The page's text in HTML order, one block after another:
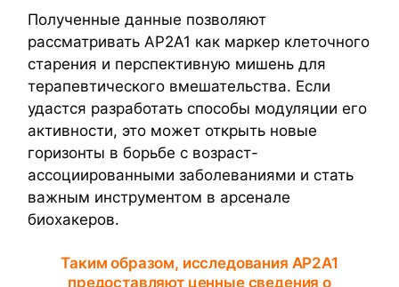
Полученные данные позволяют
рассматривать AP2A1 как маркер клеточного
старения и перспективную мишень для
терапевтического вмешательства. Если
удастся разработать способы модуляции его
активности, это может открыть новые
горизонты в борьбе с возраст-
ассоциированными заболеваниями и стать
важным инструментом в арсенале
биохакеров.
Таким образом, исследования AP2A1
предоставляют ценные сведения о